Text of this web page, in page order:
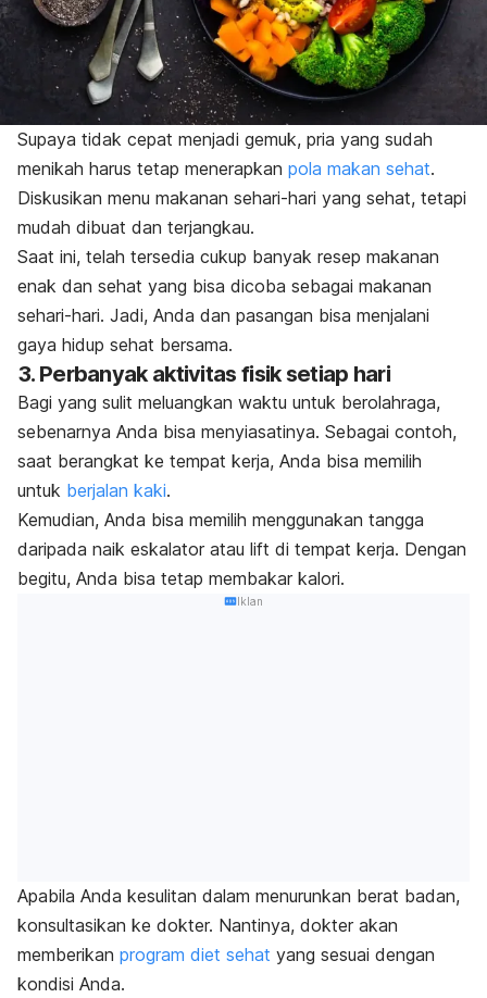
Supaya tidak cepat menjadi gemuk, pria yang sudah
menikah harus tetap menerapkan pola makan sehat.
Diskusikan menu makanan sehari-hari yang sehat, tetapi
mudah dibuat dan terjangkau.
Saat ini, telah tersedia cukup banyak resep makanan
enak dan sehat yang bisa dicoba sebagai makanan
sehari-hari. Jadi, Anda dan pasangan bisa menjalani
gaya hidup sehat bersama.
3. Perbanyak aktivitas fisik setiap hari
Bagi yang sulit meluangkan waktu untuk berolahraga,
sebenarnya Anda bisa menyiasatinya. Sebagai contoh,
saat berangkat ke tempat kerja, Anda bisa memilih
untuk berjalan kaki.
Kemudian, Anda bisa memilih menggunakan tangga
daripada naik eskalator atau lift di tempat kerja. Dengan
begitu, Anda bisa tetap membakar kalori.
Iklan
Apabila Anda kesulitan dalam menurunkan berat badan,
konsultasikan ke dokter. Nantinya, dokter akan
memberikan program diet sehat yang sesuai dengan
kondisi Anda.